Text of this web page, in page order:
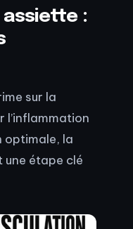
assiette :
sur la
l’inflammation
optimale, la
une étape clé